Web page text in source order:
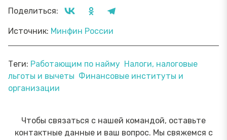
Поделиться:
Источник: Минфин России
Теги: Работающим по найму Налоги, налоговые
льготы и вычеты Финансовые институты и
организации
Чтобы связаться с нашей командой, оставьте
контактные данные и ваш вопрос. Мы свяжемся с